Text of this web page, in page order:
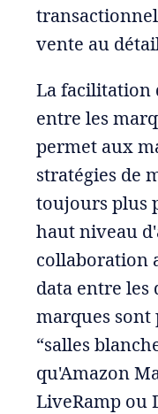
vente au
La facilitation
entre les
permet aux
stratégies de
toujours plus
haut niveau
collaboration
data entre les
marques sont
“salles
qu'Amazon
LiveRamp ou